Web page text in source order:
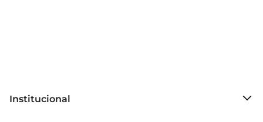
Institucional